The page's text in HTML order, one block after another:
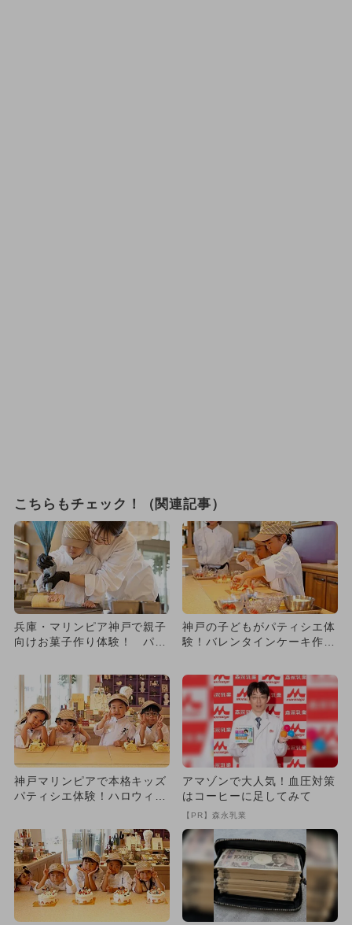
こちらもチェック！（関連記事）
兵庫・マリンピア神戸で親子
向けお菓子作り体験！ パテ
神戸の子どもがパティシエ体
験！バレンタインケーキ作り
神戸マリンピアで本格キッズ
パティシエ体験！ハロウィン
アマゾンで大人気！血圧対策
はコーヒーに足してみて
【PR】森永乳業